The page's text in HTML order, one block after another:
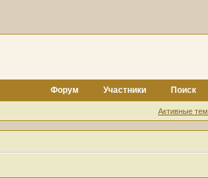
Форум Участники Поиск
Активные